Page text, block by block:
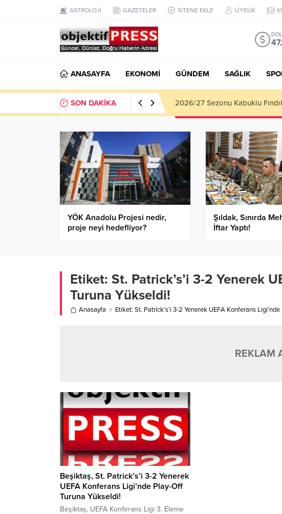
ASTROLOJİ GAZETELER SİTENE EKLE ÜYELİK
ANASAYFA EKONOMİ GÜNDEM SAĞLIK
SON DAKİKA Haliliye Belediyesi Her Gün 4
YÖK Anadolu Projesi nedir,
proje neyi hedefliyor?
Şıldak, Sınırda
İftar Yaptı!
Etiket: St. Patrick’s’i 3-2 Yenerek
Turuna Yükseldi!
Anasayfa Etiket: St. Patrick’s’i 3-2 Yenerek UEFA Konferans
REKLAM
Beşiktaş, St. Patrick’s’i 3-2 Yenerek
UEFA Konferans Ligi’nde Play-Off
Turuna Yükseldi!
Beşiktaş, UEFA Konferans Ligi 3. Eleme